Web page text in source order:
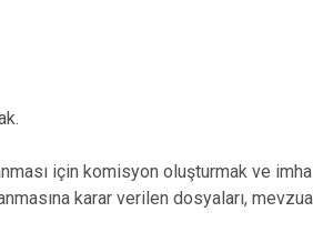
için komisyon oluşturmak ve
karar verilen dosyaları,